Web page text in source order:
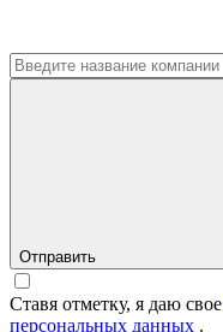
Отправить
Ставя отметку, я даю свое
персональных данных .